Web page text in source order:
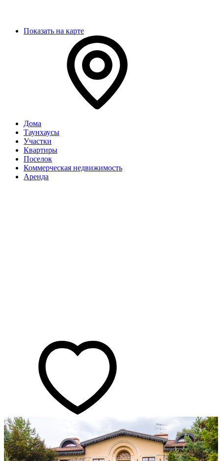
Показать на карте
Дома
Таунхаусы
Участки
Квартиры
Поселок
Коммерческая недвижимость
Аренда